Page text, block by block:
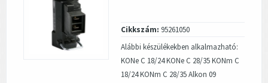
Cikkszám: 95261050
Alábbi készülékekben alkalmazható:
KONe C 18/24 KONe C 28/35 KONm C
18/24 KONm C 28/35 Alkon 09